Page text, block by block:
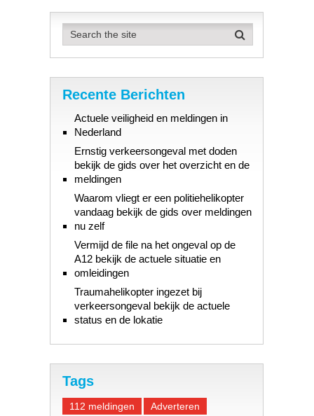
Recente Berichten
Actuele veiligheid en meldingen in
Nederland
Ernstig verkeersongeval met doden
bekijk de gids over het overzicht en de
meldingen
Waarom vliegt er een politiehelikopter
vandaag bekijk de gids over meldingen
nu zelf
Vermijd de file na het ongeval op de
A12 bekijk de actuele situatie en
omleidingen
Traumahelikopter ingezet bij
verkeersongeval bekijk de actuele
status en de lokatie
Tags
112 meldingen Adverteren